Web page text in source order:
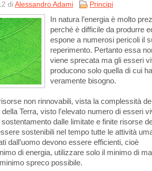
di Alessandro Adami Principi
In natura l’energia è molto
perché è difficile da produrre
espone a numerosi pericoli il
reperimento. Pertanto essa
viene sprecata ma gli esseri
producono solo quella di cui
veramente bisogno.
non rinnovabili, vista la complessità
Terra, visto l’elevato numero di esseri
dalle limitate e finite risorse
sostenibili nel tempo tutte le attività
dall’uomo devono essere efficienti, cioè
di energia, utilizzare solo il minimo di
spreco possibile.